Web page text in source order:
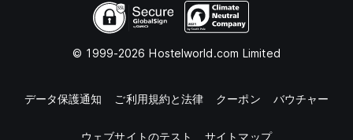
© 1999-2026 Hostelworld.com Limited
データ保護通知 ご利用規約と法律 クーポン バウチャー
ウェブサイトのテスト サイトマップ